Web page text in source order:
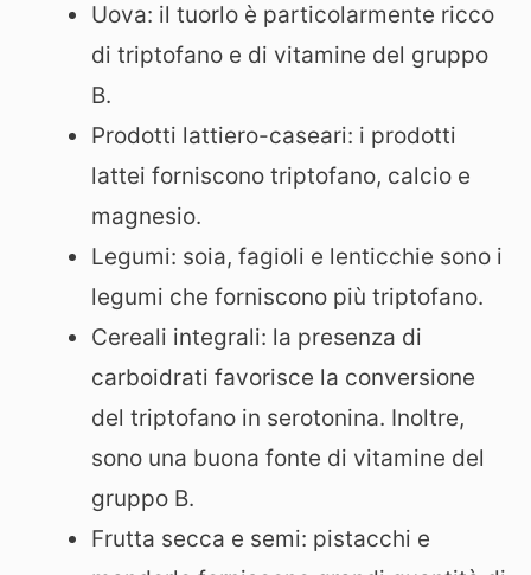
Uova: il tuorlo è particolarmente ricco
di triptofano e di vitamine del gruppo
B.
Prodotti lattiero-caseari: i prodotti
lattei forniscono triptofano, calcio e
magnesio.
Legumi: soia, fagioli e lenticchie sono i
legumi che forniscono più triptofano.
Cereali integrali: la presenza di
carboidrati favorisce la conversione
del triptofano in serotonina. Inoltre,
sono una buona fonte di vitamine del
gruppo B.
Frutta secca e semi: pistacchi e